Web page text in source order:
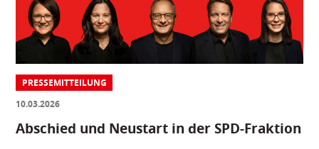
PRESSEMITTEILUNG
10.03.2026
Abschied und Neustart in der SPD-Fraktion